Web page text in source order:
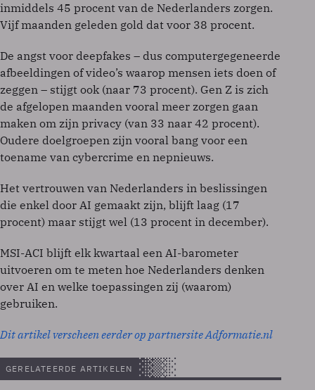
inmiddels 45 procent van de Nederlanders zorgen.
Vijf maanden geleden gold dat voor 38 procent.
De angst voor deepfakes – dus computergegeneerde
afbeeldingen of video’s waarop mensen iets doen of
zeggen – stijgt ook (naar 73 procent). Gen Z is zich
de afgelopen maanden vooral meer zorgen gaan
maken om zijn privacy (van 33 naar 42 procent).
Oudere doelgroepen zijn vooral bang voor een
toename van cybercrime en nepnieuws.
Het vertrouwen van Nederlanders in beslissingen
die enkel door AI gemaakt zijn, blijft laag (17
procent) maar stijgt wel (13 procent in december).
MSI-ACI blijft elk kwartaal een AI-barometer
uitvoeren om te meten hoe Nederlanders denken
over AI en welke toepassingen zij (waarom)
gebruiken.
Dit artikel verscheen eerder op partnersite Adformatie.nl
GERELATEERDE ARTIKELEN